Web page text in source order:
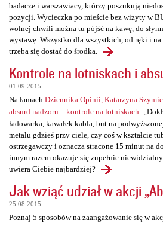
badacze i warszawiacy, którzy poszukują
pozycji. Wycieczka po mieście bez wizyty w
wolnej chwili można tu pójść na kawę, do
wystawę. Wszystko dla wszystkich, od ręki i
trzeba się dostać do środka.
Kontrole na lotniskach i
01.09.2015
Na łamach Dziennika Opinii, Katarzyna
absurd nadzoru – kontrole na lotniskach:
ładowarka, kawałek kabla, but na
metalu gdzieś przy ciele, czy coś w kształcie
ostrzegawczy i oznacza stracone 15 minut na
innym razem okazuje się zupełnie
uwiera Ciebie najbardziej?
Jak wziąć udział w akcji
25.08.2015
Poznaj 5 sposobów na zaangażowanie się w